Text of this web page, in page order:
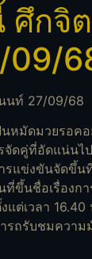
กจิต
09/
นท์ 27/09/68
หมัดมวยรอค
จัดคู่ที่อัดแน่น
รแข่งขันจัดขึ้น
ขึ้นชื่อเรื่องกา
แต่เวลา
รถรับชมควา